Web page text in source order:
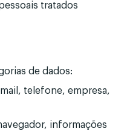
tratados
de dados:
telefone, empresa,
informações